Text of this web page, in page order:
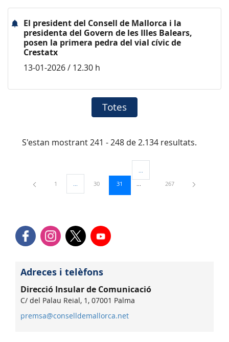
El president del Consell de Mallorca i la
presidenta del Govern de les Illes Balears,
posen la primera pedra del vial cívic de
Crestatx
13-01-2026 / 12.30 h
Totes
S'estan mostrant 241 - 248 de 2.134 resultats.
Pàgina
1 ...Pàgines intermèdies Utilitzeu TAB per navegar.
Pàgina
30 Pàgina
31
Pàgines intermèdies Utilitzeu
Pàgina
267
Adreces i telèfons
Direcció Insular de Comunicació
C/ del Palau Reial, 1, 07001 Palma
premsa@conselldemallorca.net